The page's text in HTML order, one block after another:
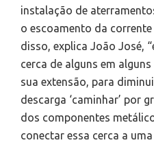
instalação de
o escoamento da
disso, explica João José,
cerca de alguns em
sua extensão, para
descarga ‘caminhar’ por
dos componentes
conectar essa cerca a